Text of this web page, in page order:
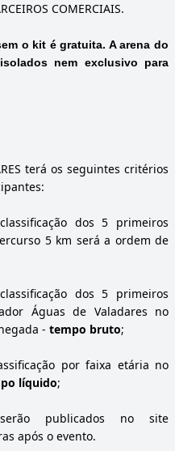
COMERCIAIS.
o kit é gratuita. A arena do
nem exclusivo para
terá os seguintes critérios
dos 5 primeiros
5 km será a ordem de
dos 5 primeiros
Águas de Valadares no
- tempo bruto;
por faixa etária no
líquido;
publicados no site
após o evento.